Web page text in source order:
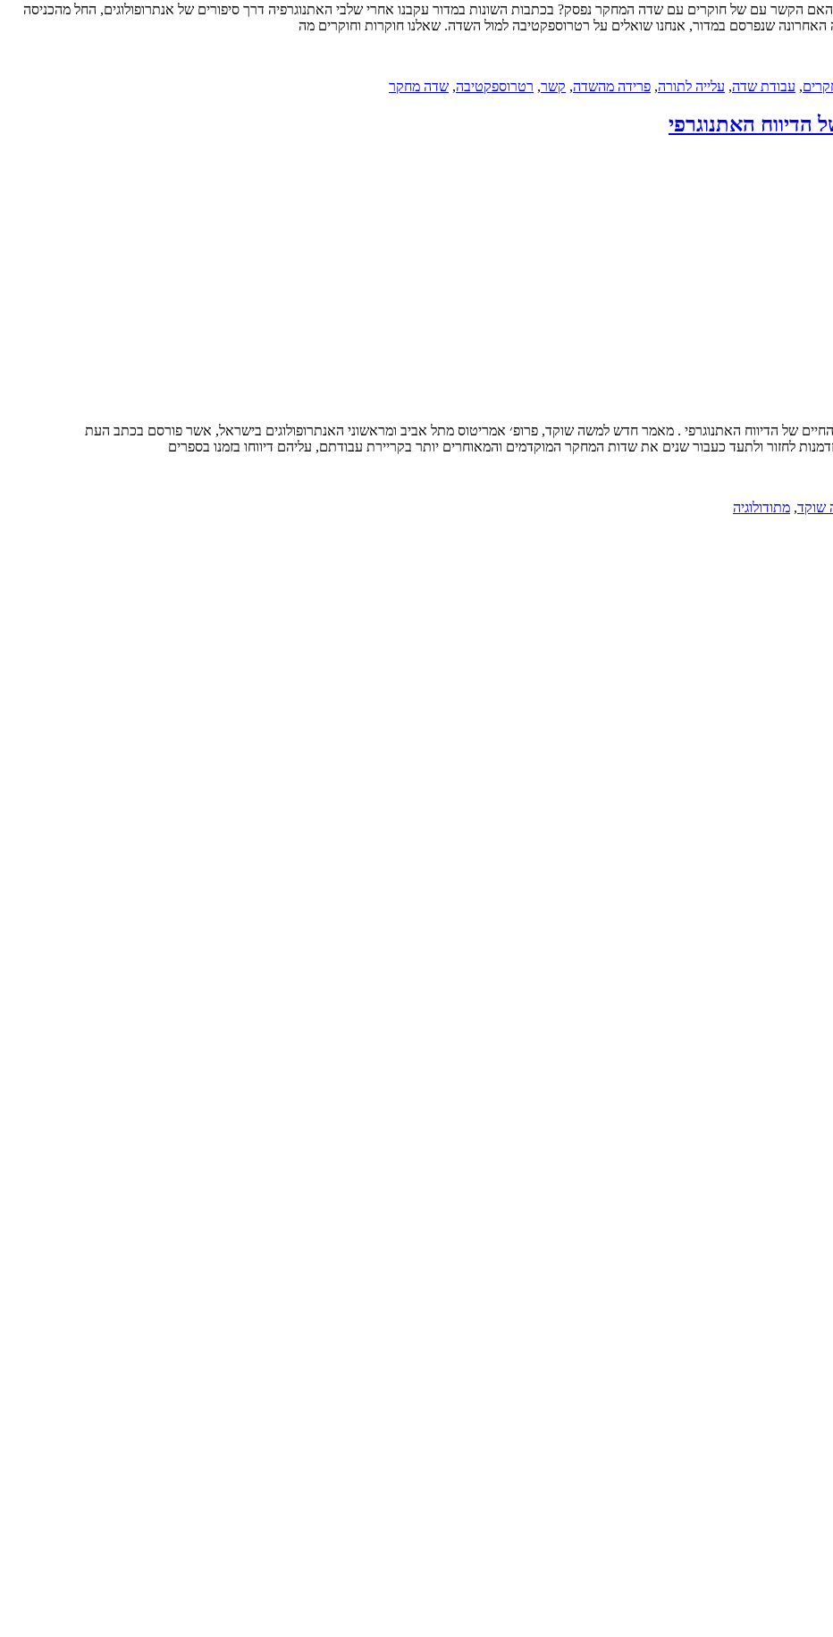
הקשר עם של חוקרים עם שדה המחקר נפסק? בכתבות השונות במדור עקבנו אחרי שלבי האתנוגרפיה דרך סיפורים של אנתרופולוגים, החל מהכניסה
שנפרסם במדור, אנחנו שואלים על רטרוספקטיבה למול השדה. שאלנו חוקרות וחוקרים מה
, עבודת שדה, עלייה לתורה, פרידה מהשדה, קשר, רטרוספקטיבה, שדה מחקר
האתנוגרפי
של הדיווח האתנוגרפי . מאמר חדש למשה שוקד, פרופ׳ אמריטוס מתל אביב ומראשוני האנתרופולוגים בישראל, אשר פורסם בכתב העת
שוקד, מתודולוגיה